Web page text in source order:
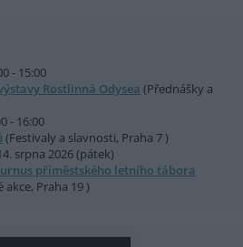
- 15:00
Rostlinná Odysea (Přednášky a
- 16:00
(Festivaly a slavnosti, Praha 7 )
srpna 2026 (pátek)
příměstského letního tábora
Praha 19 )